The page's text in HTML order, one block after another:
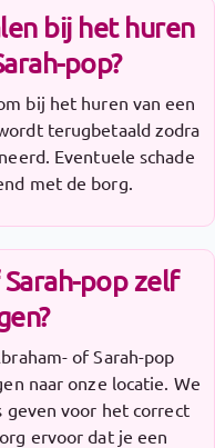
bij het huren
pop?
bij het huren van een
terugbetaald zodra
Eventuele schade
met de borg.
pop zelf
of Sarah-pop
naar onze locatie. We
voor het correct
ervoor dat je een